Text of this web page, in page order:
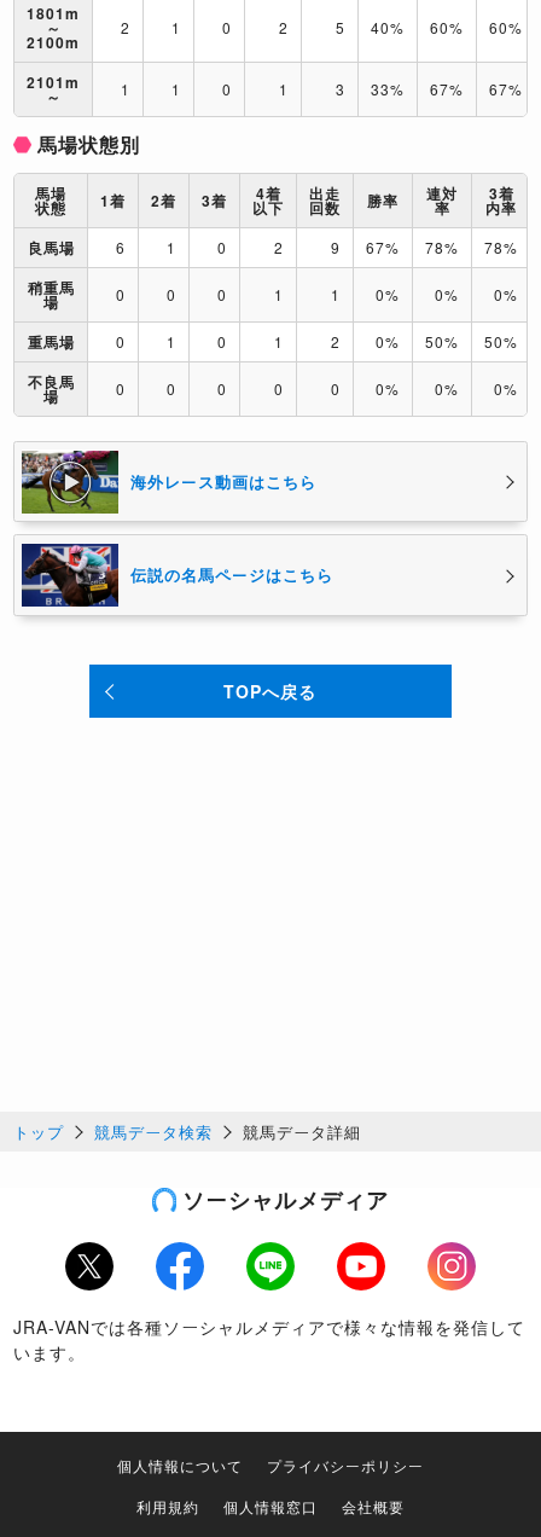
1801m
～
2100m
2 1 0 2 5 40% 60% 60%
2101m
～ 1 1 0 1 3 33% 67% 67%
馬場状態別
馬場
状態 1着 2着 3着 4着
以下
出走
回数 勝率 連対
率
3着
内率
良馬場
6 1 0 2 9 67% 78% 78%
稍重馬
場 0 0 0 1 1 0% 0% 0%
重馬場 0 1 0 1 2 0% 50% 50%
不良馬
場 0 0 0 0 0 0% 0% 0%
海外レース動画はこちら
伝説の名馬ページはこちら
TOPへ戻る
トップ 競馬データ検索 競馬データ詳細
ソーシャルメディア
Twitter Facebook LINE Youtube
Instagram
JRA-VANでは各種ソーシャルメディアで様々な情報を発信して
います。
個人情報について
プライバシーポリシー
利用規約
個人情報窓口
会社概要